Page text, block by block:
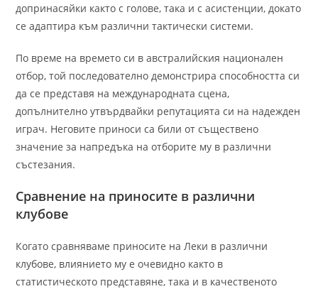
допринасяйки както с голове, така и с асистенции, докато
се адаптира към различни тактически системи.
По време на времето си в австралийския национален
отбор, той последователно демонстрира способността си
да се представя на международната сцена,
допълнително утвърдвайки репутацията си на надежден
играч. Неговите приноси са били от съществено
значение за напредъка на отборите му в различни
състезания.
Сравнение на приносите в различни
клубове
Когато сравняваме приносите на Леки в различни
клубове, влиянието му е очевидно както в
статистическото представяне, така и в качественото